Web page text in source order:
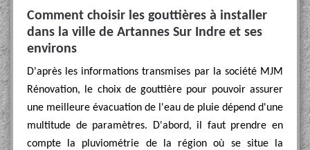
Comment choisir les gouttières à installer
dans la ville de Artannes Sur Indre et ses
environs
D'après les informations transmises par la société MJM
Rénovation, le choix de gouttière pour pouvoir assurer
une meilleure évacuation de l'eau de pluie dépend d'une
multitude de paramètres. D'abord, il faut prendre en
compte la pluviométrie de la région où se situe la